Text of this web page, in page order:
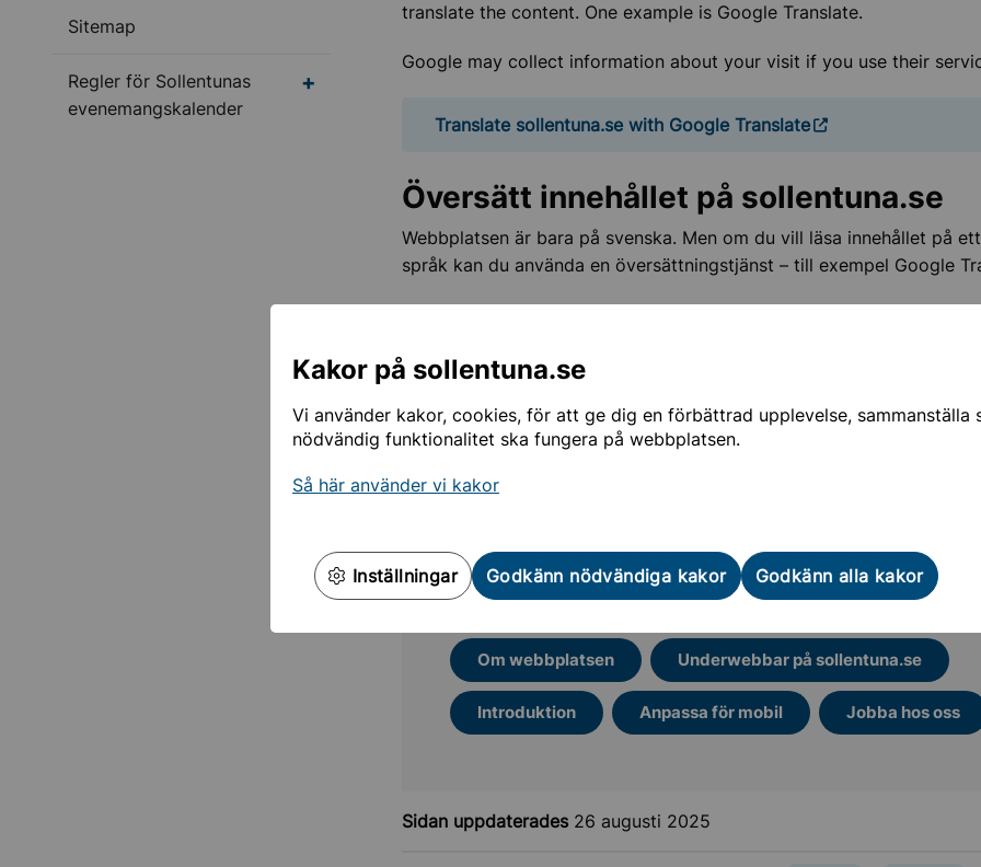
Kakor på sollentuna.se
Vi använder kakor, cookies, för att ge dig en förbättrad upplevelse,
nödvändig funktionalitet ska fungera på webbplatsen.
Så här använder vi kakor
Inställningar Godkänn nödvändiga kakor Godkänn alla kakor
Sitemap
Regler för Sollentunas
evenemangskalender
Undermeny för Regler för Sollentunas evenemangskalender
translate the content. One example is Google Translate.
Google may collect information about your visit if you use their
Translate sollentuna.se with Google Translate
Översätt innehållet på sollentuna.se
Webbplatsen är bara på svenska. Men om du vill läsa innehållet på
språk kan du använda en översättningstjänst – till exempel Google
Sollentuna kommun ansvarar inte för översättningen.
Google kan spara information om ditt besök.
Översätt sollentuna.se med Google Translate
Mer läsning för dig
Om webbplatsen Underwebbar på sollentuna.se
Introduktion Anpassa för mobil Jobba hos oss
Sidan uppdaterades 26 augusti 2025